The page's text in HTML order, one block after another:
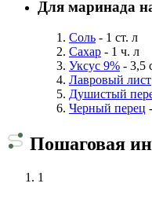
Для маринада
Соль - 1 ст. л
Сахар - 1 ч. л
Уксус 9% - 3,5
Лавровый лист
Душистый
Черный перец
Пошаговая
1